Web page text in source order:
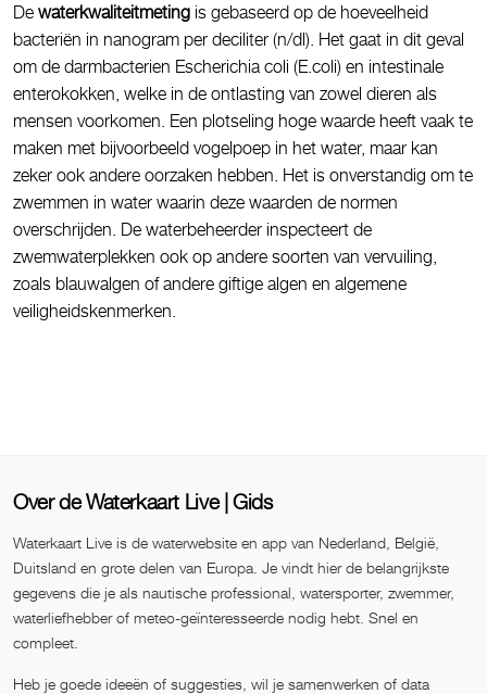
De waterkwaliteitmeting is gebaseerd op de hoeveelheid
bacteriën in nanogram per deciliter (n/dl). Het gaat in dit geval
om de darmbacterien Escherichia coli (E.coli) en intestinale
enterokokken, welke in de ontlasting van zowel dieren als
mensen voorkomen. Een plotseling hoge waarde heeft vaak te
maken met bijvoorbeeld vogelpoep in het water, maar kan
zeker ook andere oorzaken hebben. Het is onverstandig om te
zwemmen in water waarin deze waarden de normen
overschrijden. De waterbeheerder inspecteert de
zwemwaterplekken ook op andere soorten van vervuiling,
zoals blauwalgen of andere giftige algen en algemene
veiligheidskenmerken.
Over de Waterkaart Live | Gids
Waterkaart Live is de waterwebsite en app van Nederland, België,
Duitsland en grote delen van Europa. Je vindt hier de belangrijkste
gegevens die je als nautische professional, watersporter, zwemmer,
waterliefhebber of meteo-geïnteresseerde nodig hebt. Snel en
compleet.
Heb je goede ideeën of suggesties, wil je samenwerken of data